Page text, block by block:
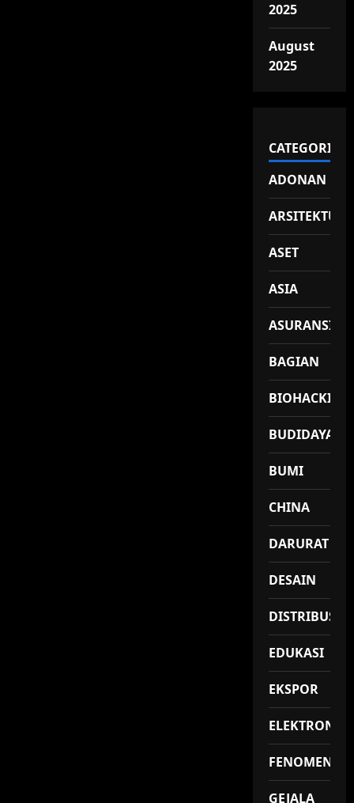
2025
August
2025
CATEGORIES
ADONAN
ARSITEKTUR
ASET
ASIA
ASURANSI
BAGIAN
BIOHACKING
BUDIDAYA
BUMI
CHINA
DARURAT
DESAIN
DISTRIBUSI
EDUKASI
EKSPOR
ELEKTRONIK
FENOMENA
GEJALA